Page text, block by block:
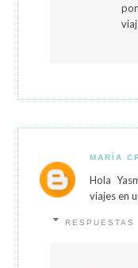
MARÍA
Hola
viajes en
RESPUESTAS